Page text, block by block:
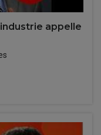
appelle